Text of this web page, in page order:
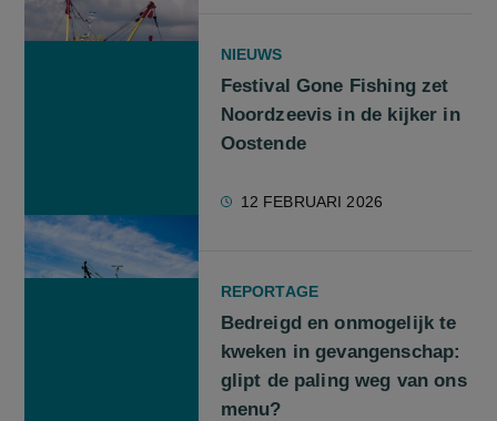
NIEUWS
Festival Gone Fishing zet
Noordzeevis in de kijker in
Oostende
12 FEBRUARI 2026
REPORTAGE
Bedreigd en onmogelijk te
kweken in gevangenschap:
glipt de paling weg van ons
menu?